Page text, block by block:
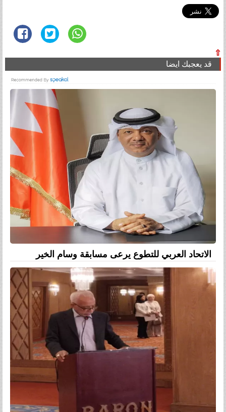
⇧
قد يعجبك ايضا
الاتحاد العربي للتطوع يرعى مسابقة وسام الخير